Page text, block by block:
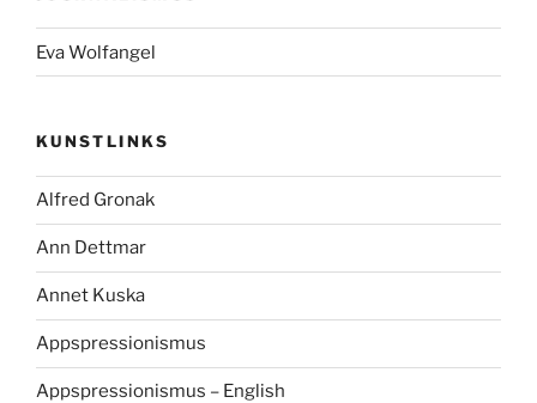
Eva Wolfangel
KUNSTLINKS
Alfred Gronak
Ann Dettmar
Annet Kuska
Appspressionismus
Appspressionismus – English